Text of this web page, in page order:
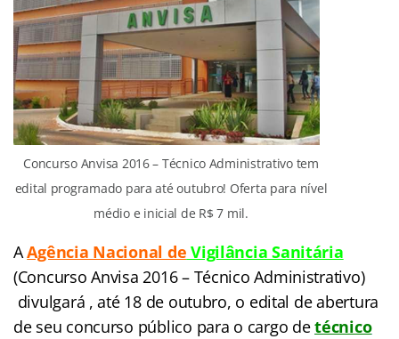
Concurso Anvisa 2016 – Técnico Administrativo tem
edital programado para até outubro! Oferta para nível
médio e inicial de R$ 7 mil.
AAgência Nacional de Vigilância Sanitária
(Concurso Anvisa 2016 – Técnico Administrativo)
divulgará , até 18 de outubro, o edital de abertura
de seu concurso público para o cargo detécnico